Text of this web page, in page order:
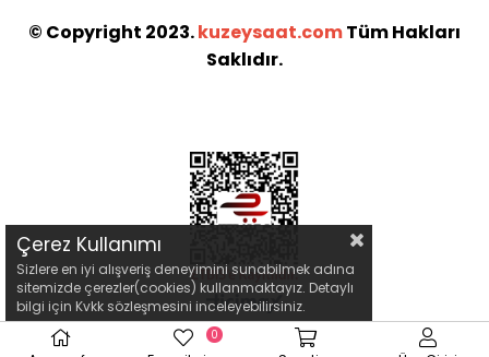
© Copyright 2023.kuzeysaat.comTüm Hakları
Saklıdır.
Çerez Kullanımı
Sizlere en iyi alışveriş deneyimini sunabilmek adına
sitemizde çerezler(cookies) kullanmaktayız. Detaylı
bilgi için Kvkk sözleşmesini inceleyebilirsiniz.
0